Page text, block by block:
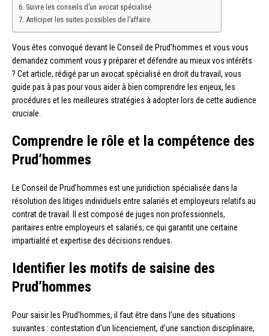
Suivre les conseils d’un avocat spécialisé
Anticiper les suites possibles de l’affaire
Vous êtes convoqué devant le Conseil de Prud’hommes et vous vous
demandez comment vous y préparer et défendre au mieux vos intérêts
? Cet article, rédigé par un avocat spécialisé en droit du travail, vous
guide pas à pas pour vous aider à bien comprendre les enjeux, les
procédures et les meilleures stratégies à adopter lors de cette audience
cruciale.
Comprendre le rôle et la compétence des
Prud’hommes
Le Conseil de Prud’hommes est une juridiction spécialisée dans la
résolution des litiges individuels entre salariés et employeurs relatifs au
contrat de travail. Il est composé de juges non professionnels,
paritaires entre employeurs et salariés, ce qui garantit une certaine
impartialité et expertise des décisions rendues.
Identifier les motifs de saisine des
Prud’hommes
Pour saisir les Prud’hommes, il faut être dans l’une des situations
suivantes : contestation d’un licenciement, d’une sanction disciplinaire,